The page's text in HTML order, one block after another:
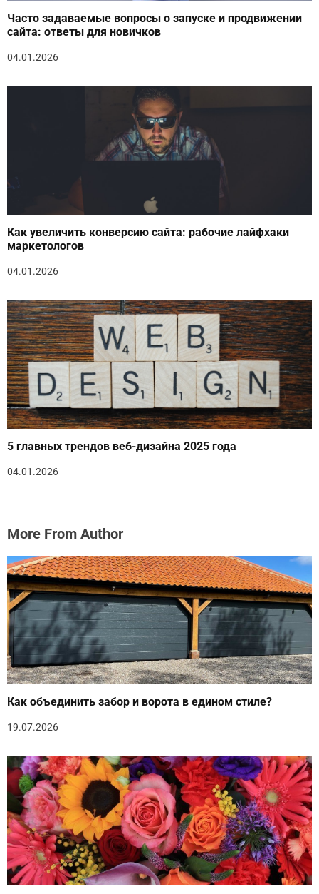
Часто задаваемые вопросы о запуске и продвижении
сайта: ответы для новичков
04.01.2026
Как увеличить конверсию сайта: рабочие лайфхаки
маркетологов
04.01.2026
5 главных трендов веб-дизайна 2025 года
04.01.2026
More From Author
Как объединить забор и ворота в едином стиле?
19.07.2026